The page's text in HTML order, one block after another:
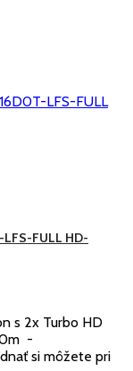
FULL HD-
s 2x Turbo HD
-
si môžete pri